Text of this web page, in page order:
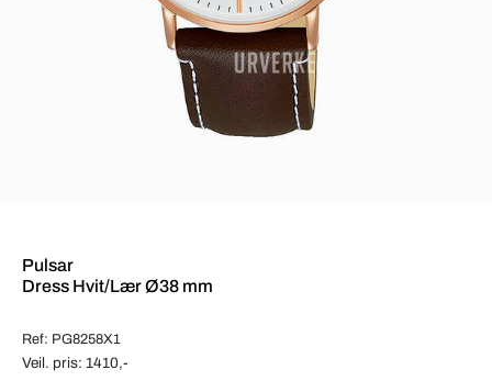
Pulsar
Dress Hvit/Lær Ø38 mm
Ref: PG8258X1
Veil. pris: 1410,-